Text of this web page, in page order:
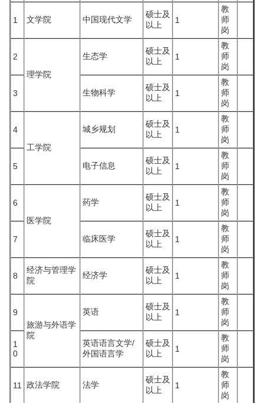
1 文学院 中国现代文学
硕士及
以上
1
教
师
岗
2
理学院
生态学
硕士及
以上
1
教
师
岗
3 生物科学
硕士及
以上
1
教
师
岗
4
工学院
城乡规划
硕士及
以上
1
教
师
岗
5 电子信息
硕士及
以上
1
教
师
岗
6
医学院
药学
硕士及
以上
1
教
师
岗
7 临床医学
硕士及
以上
1
教
师
岗
8
经济与管理学
院
经济学
硕士及
以上
1
教
师
岗
9
旅游与外语学
院
英语
硕士及
以上
1
教
师
岗
1
0
英语语言文学/
外国语言学
硕士及
以上
1
教
师
岗
11 政法学院 法学
硕士及
以上
1
教
师
岗